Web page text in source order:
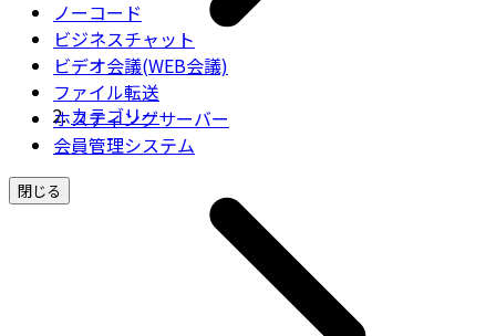
ノーコード
ビジネスチャット
ビデオ会議(WEB会議)
ファイル転送
ホスティングサーバー
会員管理システム
閉じる
カテゴリー